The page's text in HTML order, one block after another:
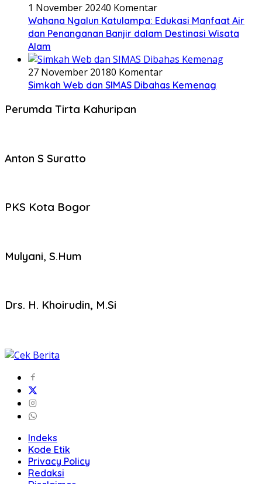
1 November 20240 Komentar
Wahana Ngalun Katulampa: Edukasi Manfaat Air
dan Penanganan Banjir dalam Destinasi Wisata
Alam
27 November 20180 Komentar
Simkah Web dan SIMAS Dibahas Kemenag
Perumda Tirta Kahuripan
Anton S Suratto
PKS Kota Bogor
Mulyani, S.Hum
Drs. H. Khoirudin, M.Si
Indeks
Kode Etik
Privacy Policy
Redaksi